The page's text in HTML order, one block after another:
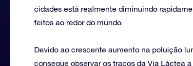
cidades está realmente diminuindo
feitos ao redor do mundo.
Devido ao crescente aumento na poluição
consegue observar os traços da Via Láctea